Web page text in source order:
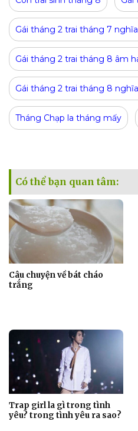
Gái tháng 2 trai tháng 7
Gái tháng 2 trai tháng 8 âm
Gái tháng 2 trai tháng 8
Tháng Chạp la tháng mấy
Có thể bạn quan tâm:
Câu chuyện về bát cháo
trắng
Trap girl la gì trong tình
yêu? trong tình yêu ra sao?